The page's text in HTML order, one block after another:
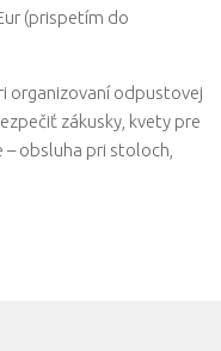
(prispetím do
organizovaní odpustovej
zákusky, kvety pre
obsluha pri stoloch,